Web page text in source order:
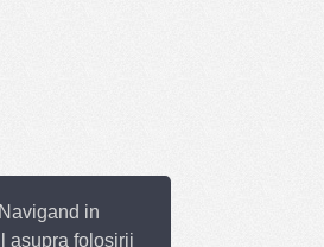
in
asupra folosirii